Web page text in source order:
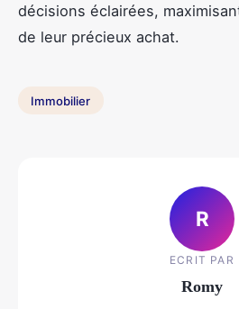
décisions éclairées,
de leur précieux achat.
Immobilier
R
ECRIT PAR
Romy